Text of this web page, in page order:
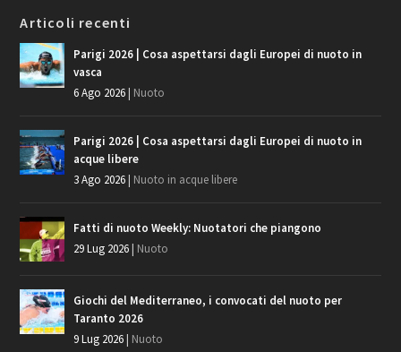
Articoli recenti
Parigi 2026 | Cosa aspettarsi dagli Europei di nuoto in
vasca
6 Ago 2026| Nuoto
Parigi 2026 | Cosa aspettarsi dagli Europei di nuoto in
acque libere
3 Ago 2026| Nuoto in acque libere
Fatti di nuoto Weekly: Nuotatori che piangono
29 Lug 2026| Nuoto
Giochi del Mediterraneo, i convocati del nuoto per
Taranto 2026
9 Lug 2026| Nuoto